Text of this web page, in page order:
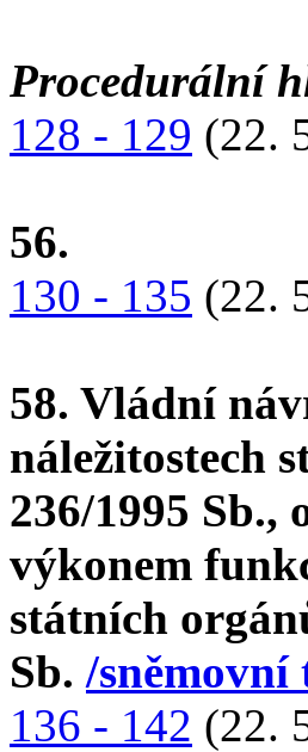
Procedurální
128 - 129 (22.
56.
130 - 135 (22.
58. Vládní
náležitostech
236/1995 Sb.,
výkonem
státních
Sb. /sněmovní
136 - 142 (22.